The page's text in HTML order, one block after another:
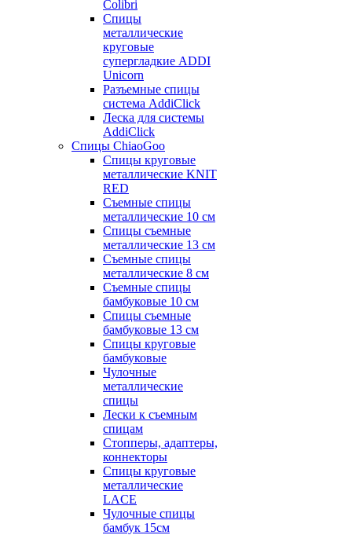
Colibri
Спицы
металлические
круговые
супергладкие ADDI
Unicorn
Разъемные спицы
система AddiClick
Леска для системы
AddiClick
Спицы ChiaoGoo
Спицы круговые
металлические KNIT
RED
Съемные спицы
металлические 10 см
Спицы съемные
металлические 13 см
Съемные спицы
металлические 8 см
Съемные спицы
бамбуковые 10 см
Спицы съемные
бамбуковые 13 см
Спицы круговые
бамбуковые
Чулочные
металлические
спицы
Лески к съемным
спицам
Стопперы, адаптеры,
коннекторы
Спицы круговые
металлические
LACE
Чулочные спицы
бамбук 15см